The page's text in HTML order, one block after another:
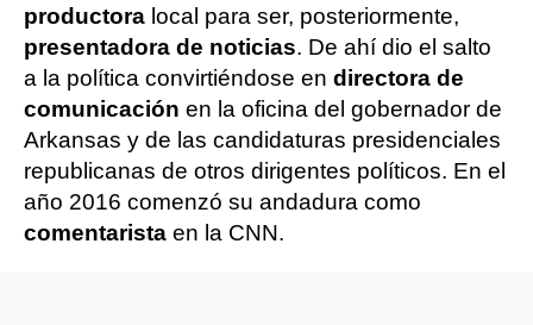
productora local para ser, posteriormente,
presentadora de noticias. De ahí dio el salto
a la política convirtiéndose en directora de
comunicación en la oficina del gobernador de
Arkansas y de las candidaturas presidenciales
republicanas de otros dirigentes políticos. En el
año 2016 comenzó su andadura como
comentarista en la CNN.